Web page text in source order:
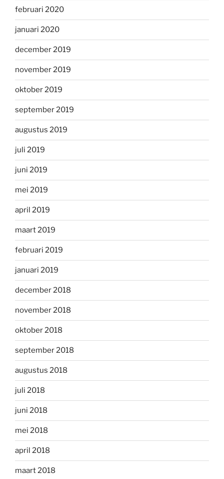
februari 2020
januari 2020
december 2019
november 2019
oktober 2019
september 2019
augustus 2019
juli 2019
juni 2019
mei 2019
april 2019
maart 2019
februari 2019
januari 2019
december 2018
november 2018
oktober 2018
september 2018
augustus 2018
juli 2018
juni 2018
mei 2018
april 2018
maart 2018